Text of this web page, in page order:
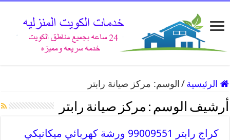
الرئيسية / الوسم: مركز صيانة رابتر
أرشيف الوسم : مركز صيانة رابتر
كراج رابتر 99009551 ورشة كهربائي ميكانيكي